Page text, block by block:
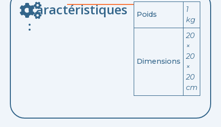
Caractéristiques
:
Poids
1
kg
Dimensions
20
×
20
×
20
cm